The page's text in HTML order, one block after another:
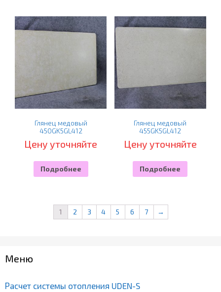
Глянец медовый
450GK5GL412
Цену уточняйте
Подробнее
Глянец медовый
455GK5GL412
Цену уточняйте
Подробнее
1 2 3 4 5 6 7 →
Меню
Расчет системы отопления UDEN-S